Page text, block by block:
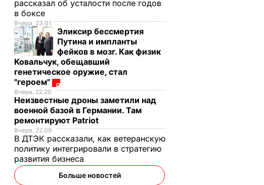
рассказал об усталости после годов
в боксе
Вчера, 23.01
Эликсир бессмертия
Путина и импланты
фейков в мозг. Как физик
Ковальчук, обещавший
генетическое оружие, стал
"героем"
Вчера, 22.20
Неизвестные дроны заметили над
военной базой в Германии. Там
ремонтируют Patriot
Вчера, 22.09
В ДТЭК рассказали, как ветеранскую
политику интегрировали в стратегию
развития бизнеса
Больше новостей